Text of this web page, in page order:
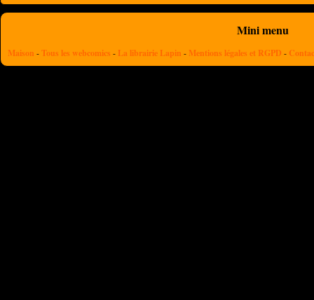
Mini menu
Maison -Tous les webcomics - La librairie Lapin - Mentions légales et RGPD -